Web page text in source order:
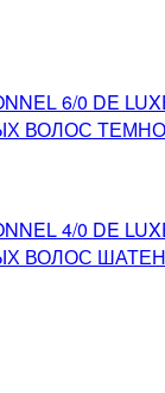
6/0 DE
ВОЛОС
4/0 DE
ВОЛОС